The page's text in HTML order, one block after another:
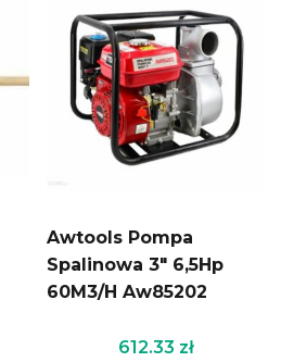
Awtools Pompa
Spalinowa 3″ 6,5Hp
60M3/H Aw85202
612.33 zł